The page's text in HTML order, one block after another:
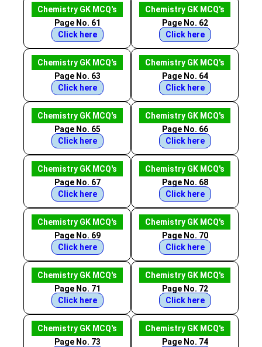
Chemistry GK MCQ's
Page No. 61
Click here
Chemistry GK MCQ's
Page No. 62
Click here
Chemistry GK MCQ's
Page No. 63
Click here
Chemistry GK MCQ's
Page No. 64
Click here
Chemistry GK MCQ's
Page No. 65
Click here
Chemistry GK MCQ's
Page No. 66
Click here
Chemistry GK MCQ's
Page No. 67
Click here
Chemistry GK MCQ's
Page No. 68
Click here
Chemistry GK MCQ's
Page No. 69
Click here
Chemistry GK MCQ's
Page No. 70
Click here
Chemistry GK MCQ's
Page No. 71
Click here
Chemistry GK MCQ's
Page No. 72
Click here
Chemistry GK MCQ's
Page No. 73
Chemistry GK MCQ's
Page No. 74